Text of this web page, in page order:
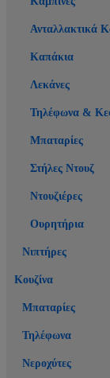
Ανταλλακτικά
Καπάκια
Λεκάνες
Τηλέφωνα &
Μπαταρίες
Στήλες Ντουζ
Ντουζιέρες
Ουρητήρια
Νιπτήρες
Κουζίνα
Μπαταρίες
Τηλέφωνα
Νεροχύτες